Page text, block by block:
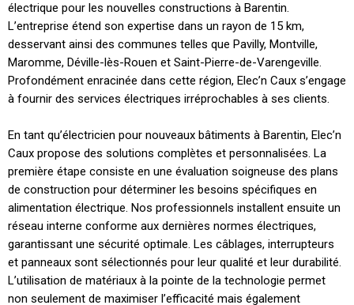
électrique pour les nouvelles constructions à Barentin.
L’entreprise étend son expertise dans un rayon de 15 km,
desservant ainsi des communes telles que Pavilly, Montville,
Maromme, Déville-lès-Rouen et Saint-Pierre-de-Varengeville.
Profondément enracinée dans cette région, Elec’n Caux s’engage
à fournir des services électriques irréprochables à ses clients.
En tant qu’électricien pour nouveaux bâtiments à Barentin, Elec’n
Caux propose des solutions complètes et personnalisées. La
première étape consiste en une évaluation soigneuse des plans
de construction pour déterminer les besoins spécifiques en
alimentation électrique. Nos professionnels installent ensuite un
réseau interne conforme aux dernières normes électriques,
garantissant une sécurité optimale. Les câblages, interrupteurs
et panneaux sont sélectionnés pour leur qualité et leur durabilité.
L’utilisation de matériaux à la pointe de la technologie permet
non seulement de maximiser l’efficacité mais également